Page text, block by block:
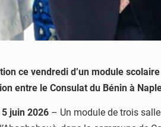
ce vendredi d’un module
entre le Consulat du Bénin à
juin 2026 – Un module de trois